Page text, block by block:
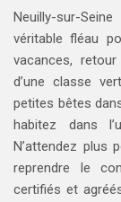
Neuilly-sur-
véritable fléau
vacances,
d’une classe
petites bêtes
habitez dans
N’attendez plus
reprendre le
certifiés et